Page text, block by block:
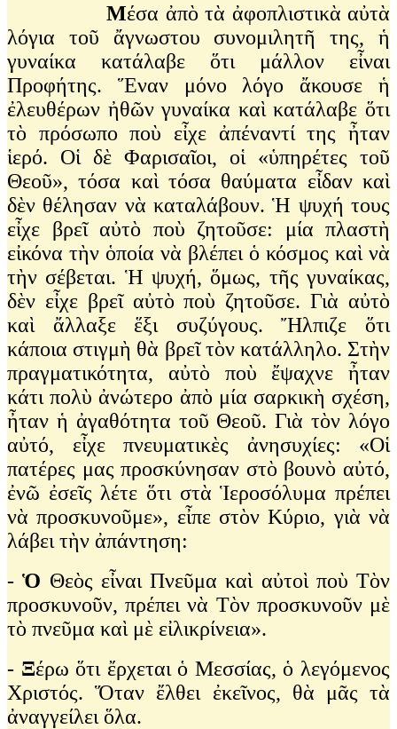
Μέσα ἀπὸ τὰ ἀφοπλιστικὰ αὐτὰ
λόγια τοῦ ἄγνωστου συνομιλητῆ της, ἡ
γυναίκα κατάλαβε ὅτι μάλλον εἶναι
Προφήτης. Ἕναν μόνο λόγο ἄκουσε ἡ
ἐλευθέρων ἠθῶν γυναίκα καὶ κατάλαβε ὅτι
τὸ πρόσωπο ποὺ εἶχε ἀπέναντί της ἦταν
ἱερό. Οἱ δὲ Φαρισαῖοι, οἱ «ὑπηρέτες τοῦ
Θεοῦ», τόσα καὶ τόσα θαύματα εἶδαν καὶ
δὲν θέλησαν νὰ καταλάβουν. Ἡ ψυχή τους
εἶχε βρεῖ αὐτὸ ποὺ ζητοῦσε: μία πλαστὴ
εἰκόνα τὴν ὁποία νὰ βλέπει ὁ κόσμος καὶ νὰ
τὴν σέβεται. Ἡ ψυχή, ὅμως, τῆς γυναίκας,
δὲν εἶχε βρεῖ αὐτὸ ποὺ ζητοῦσε. Γιὰ αὐτὸ
καὶ ἄλλαξε ἕξι συζύγους. Ἤλπιζε ὅτι
κάποια στιγμὴ θὰ βρεῖ τὸν κατάλληλο. Στὴν
πραγματικότητα, αὐτὸ ποὺ ἔψαχνε ἦταν
κάτι πολὺ ἀνώτερο ἀπὸ μία σαρκικὴ σχέση,
ἦταν ἡ ἀγαθότητα τοῦ Θεοῦ. Γιὰ τὸν λόγο
αὐτό, εἶχε πνευματικὲς ἀνησυχίες: «Οἱ
πατέρες μας προσκύνησαν στὸ βουνὸ αὐτό,
ἐνῶ ἐσεῖς λέτε ὅτι στὰ Ἱεροσόλυμα πρέπει
νὰ προσκυνοῦμε», εἶπε στὸν Κύριο, γιὰ νὰ
λάβει τὴν ἀπάντηση:
-Ὁ Θεὸς εἶναι Πνεῦμα καὶ αὐτοὶ ποὺ Τὸν
προσκυνοῦν, πρέπει νὰ Τὸν προσκυνοῦν μὲ
τὸ πνεῦμα καὶ μὲ εἰλικρίνεια».
- Ξέρω ὅτι ἔρχεται ὁ Μεσσίας, ὁ λεγόμενος
Χριστός. Ὅταν ἔλθει ἐκεῖνος, θὰ μᾶς τὰ
ἀναγγείλει ὅλα.